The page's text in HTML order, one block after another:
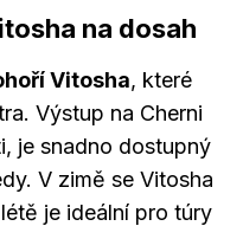
na dosah
Vitosha, které
Výstup na Cherni
je snadno dostupný
V zimě se Vitosha
je ideální pro túry